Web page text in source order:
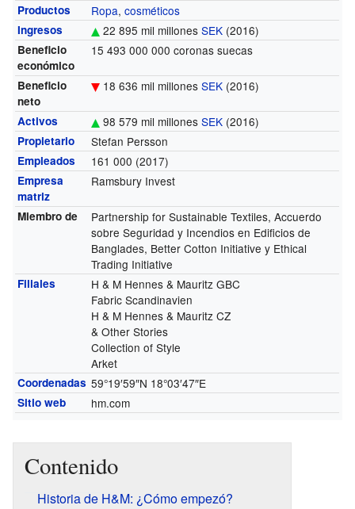
Productos Ropa,cosméticos
Ingresos 22 895 mil millonesSEK (2016)
Beneficio
económico
15 493 000 000 coronas suecas
Beneficio
neto
18 636 mil millonesSEK (2016)
Activos 98 579 mil millonesSEK (2016)
Propietario Stefan Persson
Empleados 161 000 (2017)
Empresa
matriz
Ramsbury Invest
Miembro de
Partnership for Sustainable Textiles, Accuerdo
sobre Seguridad y Incendios en Edificios de
Banglades, Better Cotton Initiative y Ethical
Trading Initiative
Filiales
H & M Hennes & Mauritz GBC
Fabric Scandinavien
H & M Hennes & Mauritz CZ
& Other Stories
Collection of Style
Arket
Coordenadas 59°19′59″N 18°03′47″E
Sitio web hm.com
Contenido
Historia de H&M: ¿Cómo empezó?